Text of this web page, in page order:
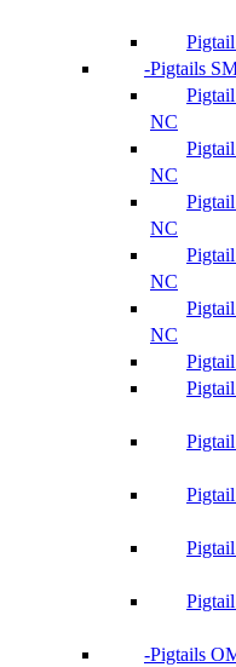
Pigtails
NC
NC
NC
NC
NC
Pigtails